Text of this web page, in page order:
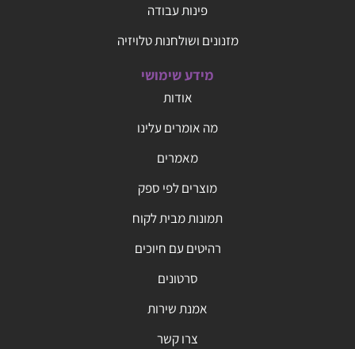
פינות עבודה
מזנונים ושולחנות טלויזיה
מידע שימושי
אודות
מה אומרים עלינו
מאמרים
מוצרים לפי ספק
תמונות מבית לקוח
רהיטים עם חיוכים
סרטונים
אמנת שירות
צרו קשר